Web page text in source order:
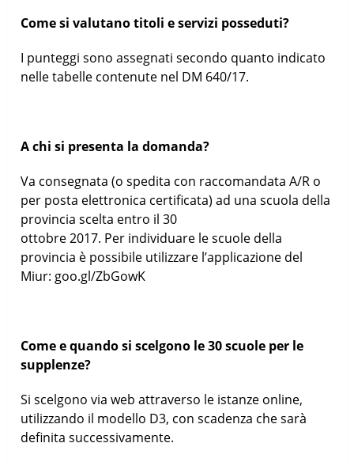
Come si valutano titoli e servizi posseduti?
I punteggi sono assegnati secondo quanto indicato
nelle tabelle contenute nel DM 640/17.
A chi si presenta la domanda?
Va consegnata (o spedita con raccomandata A/R o
per posta elettronica certificata) ad una scuola della
provincia scelta entro il 30
ottobre 2017. Per individuare le scuole della
provincia è possibile utilizzare l’applicazione del
Miur: goo.gl/ZbGowK
Come e quando si scelgono le 30 scuole per le
supplenze?
Si scelgono via web attraverso le istanze online,
utilizzando il modello D3, con scadenza che sarà
definita successivamente.